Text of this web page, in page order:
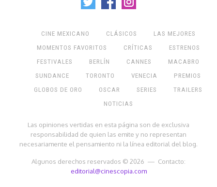
CINE MEXICANO CLÁSICOS
LAS MEJORES
MOMENTOS FAVORITOS
CRÍTICAS
ESTRENOS
FESTIVALES
BERLÍN CANNES
MACABRO
SUNDANCE
TORONTO VENECIA
PREMIOS
GLOBOS DE ORO
OSCAR SERIES
TRAILERS
NOTICIAS
Las opiniones vertidas en esta página son de exclusiva
responsabilidad de quien las emite y no representan
necesariamente el pensamiento ni la línea editorial del blog.
Algunos derechos reservados © 2026 — Contacto:
editorial@cinescopia.com